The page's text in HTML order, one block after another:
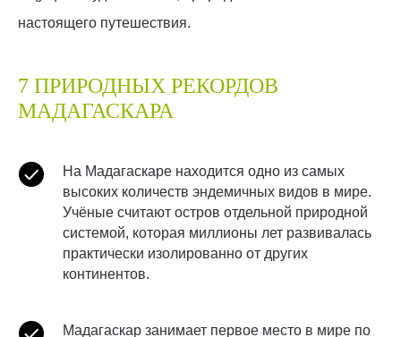
настоящего путешествия.
7 ПРИРОДНЫХ РЕКОРДОВ
МАДАГАСКАРА
На Мадагаскаре находится одно из самых
высоких количеств эндемичных видов в мире.
Учёные считают остров отдельной природной
системой, которая миллионы лет развивалась
практически изолированно от других
континентов.
Мадагаскар занимает первое место в мире по